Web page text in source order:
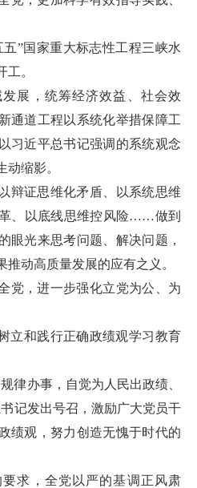
五”国家重大标志性工程三峡水
。
展，统筹经济效益、社会效
通道工程以系统化举措保障工
习近平总书记强调的系统观念
缩影。
辩证思维化矛盾、以系统思维
、以底线思维控风险……做到
眼光来思考问题、解决问题，
动高质量发展的应有之义。
党，进一步强化立党为公、为
立和践行正确政绩观学习教育
律办事，自觉为人民出政绩、
记发出号召，激励广大党员干
绩观，努力创造无愧于时代的
求，全党以严的基调正风肃